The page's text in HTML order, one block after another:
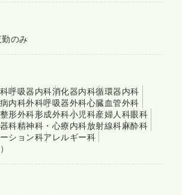
勤のみ
呼吸器内科消化器内科循環器内科
内科外科呼吸器外科心臓血管外科
整形外科形成外科小児科産婦人科眼科
科精神科・心療内科放射線科麻酔科
ション科アレルギー科